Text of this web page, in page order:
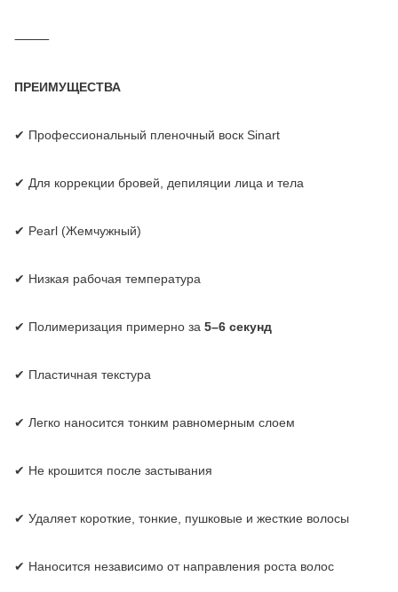
⸻
ПРЕИМУЩЕСТВА
✔ Профессиональный пленочный воск Sinart
✔ Для коррекции бровей, депиляции лица и тела
✔ Pearl (Жемчужный)
✔ Низкая рабочая температура
✔ Полимеризация примерно за 5–6 секунд
✔ Пластичная текстура
✔ Легко наносится тонким равномерным слоем
✔ Не крошится после застывания
✔ Удаляет короткие, тонкие, пушковые и жесткие волосы
✔ Наносится независимо от направления роста волос